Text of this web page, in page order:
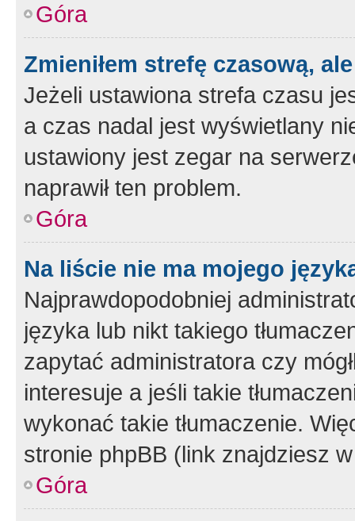
Góra
Zmieniłem strefę czasową,
Jeżeli ustawiona strefa czasu
a czas nadal jest wyświetlany
ustawiony jest zegar na
naprawił ten problem.
Góra
Na liście nie ma mojego
Najprawdopodobniej
języka lub nikt takiego
zapytać administratora czy
interesuje a jeśli takie
wykonać takie tłumaczenie.
stronie phpBB (link znajdziesz
Góra